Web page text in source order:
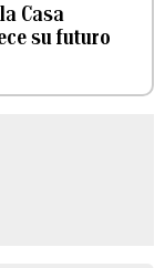
Casa
su futuro